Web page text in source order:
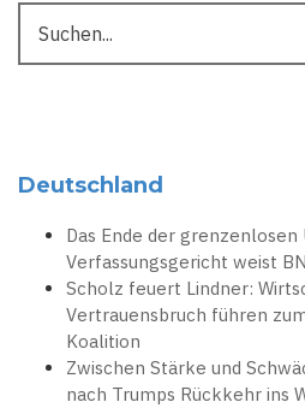
Deutschland
Das Ende der grenzenlosen
Verfassungsgericht weist
Scholz feuert Lindner:
Vertrauensbruch führen
Koalition
Zwischen Stärke und
nach Trumps Rückkehr ins